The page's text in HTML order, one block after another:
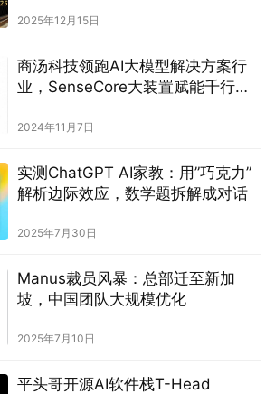
2025年12月15日
商汤科技领跑AI大模型解决方案行
业，SenseCore大装置赋能千行百
2024年11月7日
实测ChatGPT AI家教：用”巧克力”
解析边际效应，数学题拆解成对话
2025年7月30日
Manus裁员风暴：总部迁至新加
坡，中国团队大规模优化
2025年7月10日
平头哥开源AI软件栈T-Head